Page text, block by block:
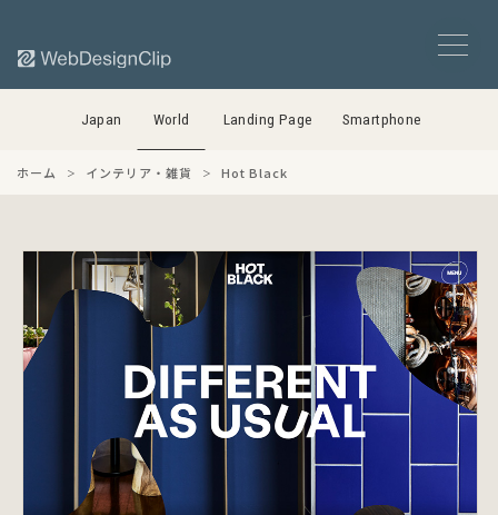
Japan World Landing Page Smartphone
ホーム インテリア・雑貨 Hot Black